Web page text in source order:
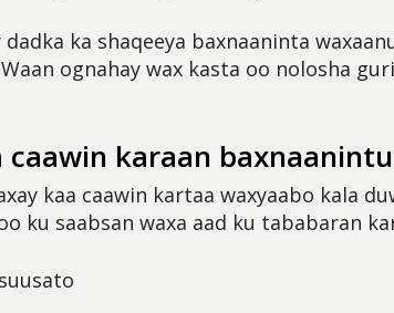
dadka ka shaqeeya baxnaaninta
ognahay wax kasta oo nolosha
caawin karaan
kaa caawin kartaa waxyaabo kala
ku saabsan waxa aad ku tababaran